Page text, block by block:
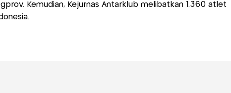
Kemudian, Kejurnas Antarklub melibatkan 1.360 atlet